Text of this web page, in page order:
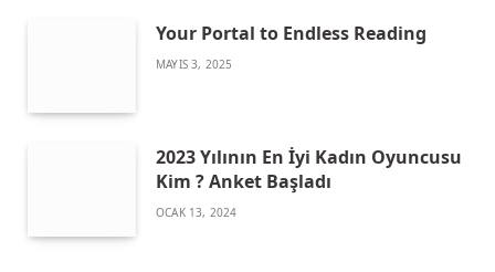
Your Portal to Endless Reading
MAYIS 3, 2025
2023 Yılının En İyi Kadın Oyuncusu
Kim ? Anket Başladı
OCAK 13, 2024